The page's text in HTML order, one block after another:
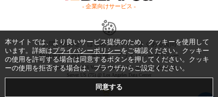
- 企業向けサービス -
お問い合わせ はじめてガイド
よくある質問
利用規約
商標・著作権 プライバシーポリシー
Copyright © 1999-2026 Vivid Navigation, Inc. All Rights Reserved.
Server US (75) @ Los Angeles Data Center
本サイトでは、より良いサービス提供のため、クッキーを使用して
います。詳細はプライバシーポリシーをご確認ください。クッキー
の使用を許可する場合は同意するボタンを押してください。クッキ
ーの使用を拒否する場合は、ブラウザからご設定ください。